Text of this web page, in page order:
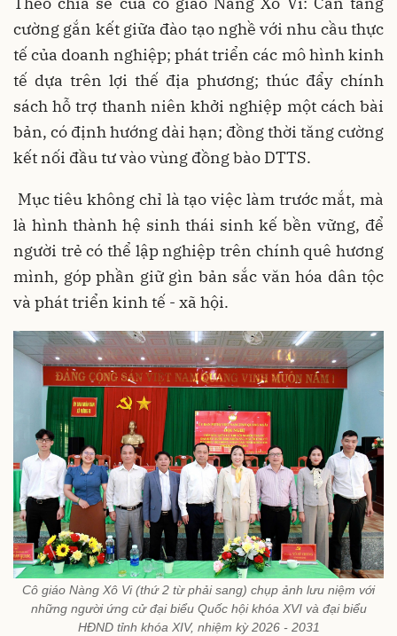
cường gắn kết giữa đào tạo nghề với nhu cầu thực
tế của doanh nghiệp; phát triển các mô hình kinh
tế dựa trên lợi thế địa phương; thúc đẩy chính
sách hỗ trợ thanh niên khởi nghiệp một cách bài
bản, có định hướng dài hạn; đồng thời tăng cường
kết nối đầu tư vào vùng đồng bào DTTS.
Mục tiêu không chỉ là tạo việc làm trước mắt, mà
là hình thành hệ sinh thái sinh kế bền vững, để
người trẻ có thể lập nghiệp trên chính quê hương
mình, góp phần giữ gìn bản sắc văn hóa dân tộc
và phát triển kinh tế - xã hội.
Cô giáo Nàng Xô Vi (thứ 2 từ phải sang) chụp ảnh lưu niệm với
những người ứng cử đại biểu Quốc hội khóa XVI và đại biểu
HĐND tỉnh khóa XIV, nhiệm kỳ 2026 - 2031